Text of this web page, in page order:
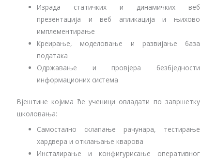
Израда статичких и динамичких веб
презентација и веб апликација и њихово
имплементирање
Креирање, моделовање и развијање база
података
Одржавање и провјера безбједности
информационих система
Вјештине којима ће ученици овладати по завршетку
школовања:
Самостално склапање рачунара, тестирање
хардвера и отклањање кварова
Инсталирање и конфигурисање оперативног